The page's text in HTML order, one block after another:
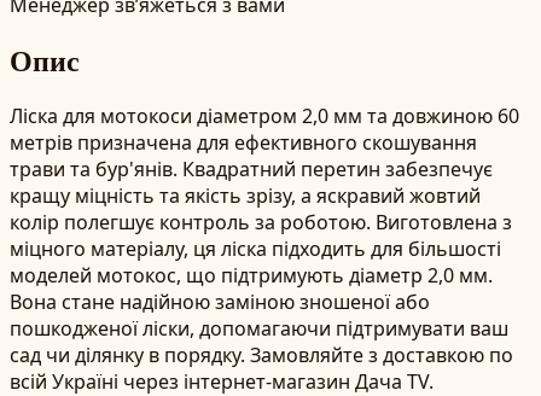
Опис
Ліска для мотокоси діаметром 2,0 мм та довжиною 60
метрів призначена для ефективного скошування
трави та бур'янів. Квадратний перетин забезпечує
кращу міцність та якість зрізу, а яскравий жовтий
колір полегшує контроль за роботою. Виготовлена з
міцного матеріалу, ця ліска підходить для більшості
моделей мотокос, що підтримують діаметр 2,0 мм.
Вона стане надійною заміною зношеної або
пошкодженої ліски, допомагаючи підтримувати ваш
сад чи ділянку в порядку. Замовляйте з доставкою по
всій Україні через інтернет-магазин Дача TV.